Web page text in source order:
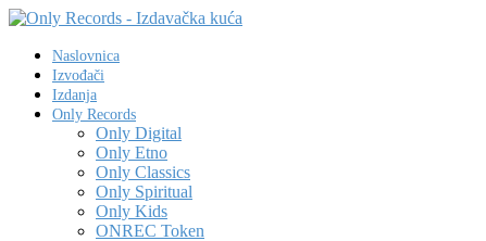
Naslovnica
Izvođači
Izdanja
Only Records
Only Digital
Only Etno
Only Classics
Only Spiritual
Only Kids
ONREC Token